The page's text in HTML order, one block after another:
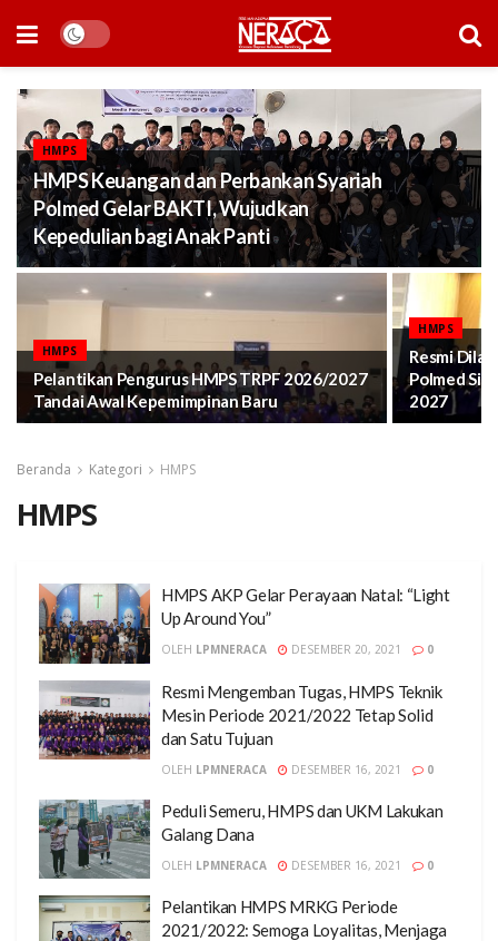
HMPS
HMPS Keuangan dan Perbankan Syariah
Polmed Gelar BAKTI, Wujudkan
Kepedulian bagi Anak Panti
HMPS
Pelantikan Pengurus HMPS TRPF 2026/2027
Tandai Awal Kepemimpinan Baru
HMPS
Resmi
Polmed
2027
Beranda Kategori HMPS
HMPS
HMPS AKP Gelar Perayaan Natal: “Light
Up Around You”
OLEH LPMNERACA DESEMBER 20, 2021 0
Resmi Mengemban Tugas, HMPS Teknik
Mesin Periode 2021/2022 Tetap Solid
dan Satu Tujuan
OLEH LPMNERACA DESEMBER 16, 2021 0
Peduli Semeru, HMPS dan UKM Lakukan
Galang Dana
OLEH LPMNERACA DESEMBER 16, 2021 0
Pelantikan HMPS MRKG Periode
2021/2022: Semoga Loyalitas, Menjaga